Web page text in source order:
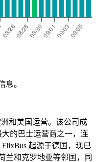
息。
和美国运营。该公司成
的巴士运营商之一，连
起源于德国，现已
兰和克罗地亚等邻国，同